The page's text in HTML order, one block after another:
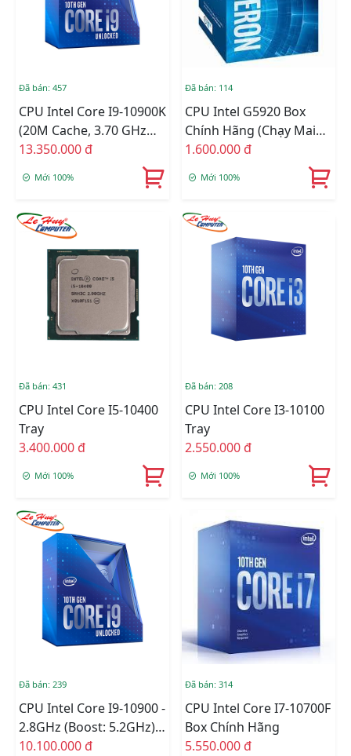
Đã bán: 457
CPU Intel Core I9-10900K
(20M Cache, 3.70 GHz
Up To 5.30 GHz, 10C20T,
Lake-S) Chính Hãng
13.350.000 đ
Mới 100%
Đã bán: 114
CPU Intel G5920 Box
Chính Hãng (chạy Main
H4XX)
1.600.000 đ
Mới 100%
Đã bán: 431
CPU Intel Core I5-10400
Tray
3.400.000 đ
Mới 100%
Đã bán: 208
CPU Intel Core I3-10100
Tray
2.550.000 đ
Mới 100%
Đã bán: 239
CPU Intel Core I9-10900 -
2.8GHz (Boost: 5.2GHz)
Box Chính Hãng
10.100.000 đ
Đã bán: 314
CPU Intel Core I7-10700F
Box Chính Hãng
5.550.000 đ